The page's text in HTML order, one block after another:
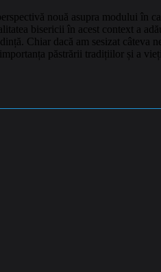
nouă asupra modului în
bisericii în acest context a
Chiar dacă am sesizat câteva
păstrării tradițiilor și a